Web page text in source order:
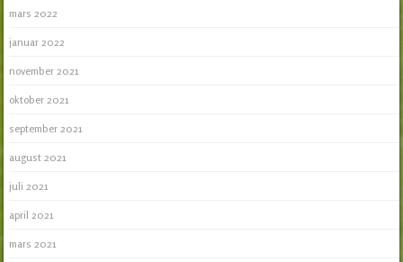
mars 2022
januar 2022
november 2021
oktober 2021
september 2021
august 2021
juli 2021
april 2021
mars 2021